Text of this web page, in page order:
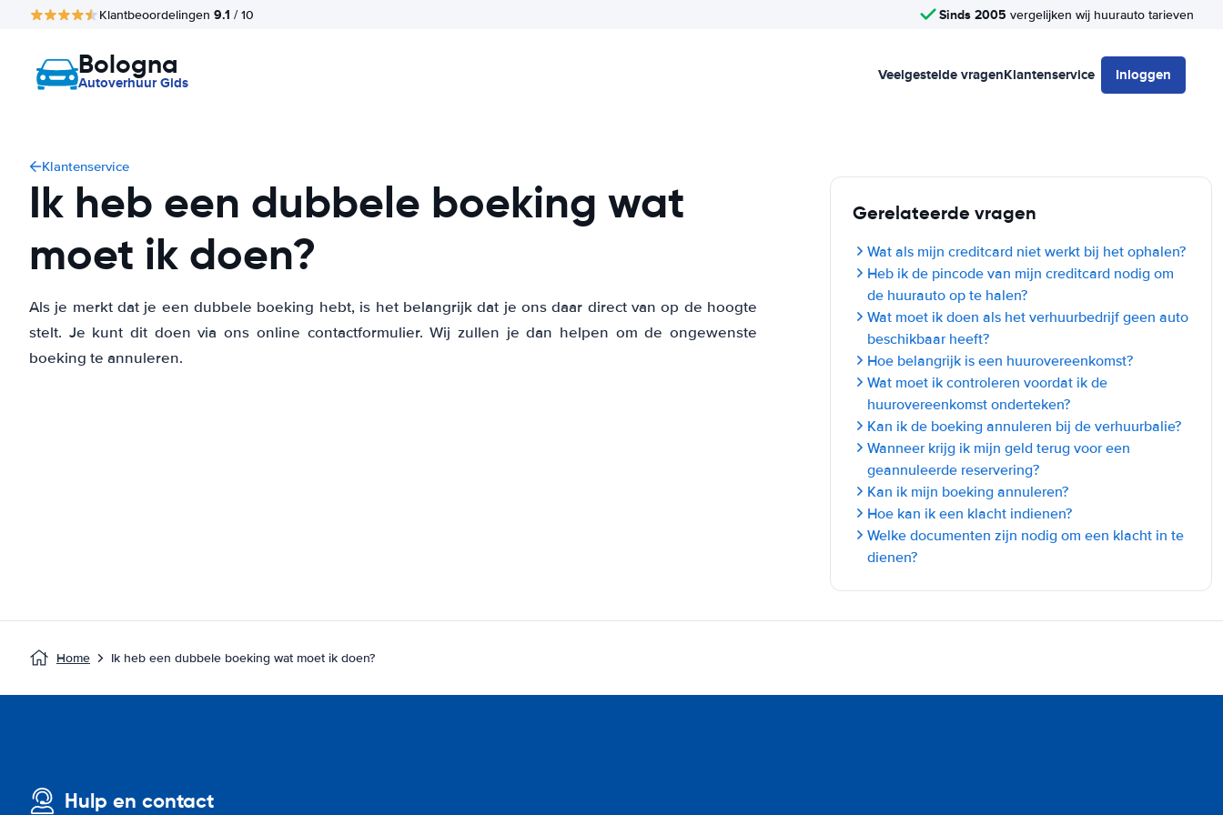
Klantbeoordelingen 9.1 / 10 Sinds 2005 vergelijken wij huurauto tarieven
Bologna
Autoverhuur Gids Veelgestelde vragenKlantenservice Inloggen
Klantenservice
Ik heb een dubbele boeking wat
moet ik doen?
Als je merkt dat je een dubbele boeking hebt, is het belangrijk dat je ons daar direct van op de hoogte
stelt. Je kunt dit doen via ons online contactformulier. Wij zullen je dan helpen om de ongewenste
boeking te annuleren.
Gerelateerde vragen
Wat als mijn creditcard niet werkt bij het ophalen?
Heb ik de pincode van mijn creditcard nodig om
de huurauto op te halen?
Wat moet ik doen als het verhuurbedrijf geen auto
beschikbaar heeft?
Hoe belangrijk is een huurovereenkomst?
Wat moet ik controleren voordat ik de
huurovereenkomst onderteken?
Kan ik de boeking annuleren bij de verhuurbalie?
Wanneer krijg ik mijn geld terug voor een
geannuleerde reservering?
Kan ik mijn boeking annuleren?
Hoe kan ik een klacht indienen?
Welke documenten zijn nodig om een klacht in te
dienen?
Home Ik heb een dubbele boeking wat moet ik doen?
Hulp en contact